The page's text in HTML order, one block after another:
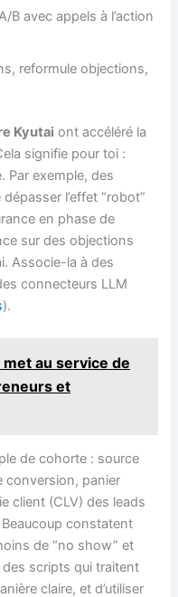
B avec appels à l’action
reformule objections,
Kyutai ont accéléré la
signifie pour toi :
Par exemple, des
l’effet “robot”
en phase de
sur des objections
Associe-la à des
connecteurs LLM
).
met au service de
et
de cohorte : source
conversion, panier
client (CLV) des leads
constatent
de “no show” et
des scripts qui traitent
claire, et d’utiliser